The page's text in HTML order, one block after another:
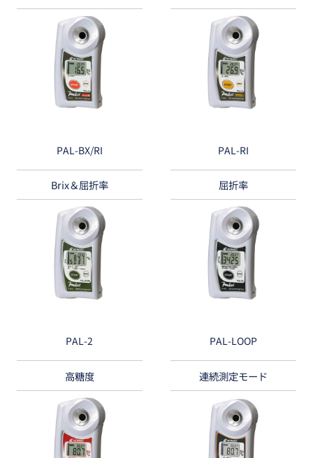
PAL-BX/RI
Brix＆屈折率
PAL-RI
屈折率
PAL-2
高糖度
PAL-LOOP
連続測定モード